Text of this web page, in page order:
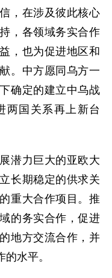
，在涉及彼此核心
，各领域务实合作
，也为促进地区和
。中方愿同乌方一
确定的建立中乌战
两国关系再上新台
力巨大的亚欧大
长期稳定的供求关
重大合作项目。推
的务实合作，促进
地方交流合作，并
水平。